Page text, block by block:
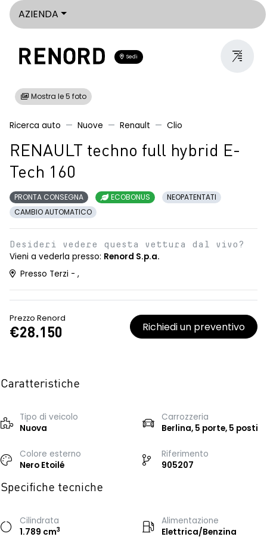
AZIENDA
Sedi
Mostra le 5 foto
Ricerca auto Nuove Renault Clio
RENAULT techno full hybrid E-
Tech 160
PRONTA CONSEGNA ECOBONUS
NEOPATENTATI
CAMBIO AUTOMATICO
Desideri vedere questa vettura dal vivo?
Vieni a vederla presso: Renord S.p.a.
Presso Terzi - ,
Prezzo Renord
€28.150 Richiedi un preventivo
Caratteristiche
Tipo di veicolo
Nuova
Carrozzeria
Berlina, 5 porte, 5 posti
Colore esterno
Nero Etoilé
Riferimento
905207
Specifiche tecniche
Cilindrata
1.789 cm3
Alimentazione
Elettrica/Benzina